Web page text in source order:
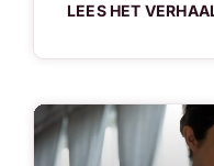
LEES HET